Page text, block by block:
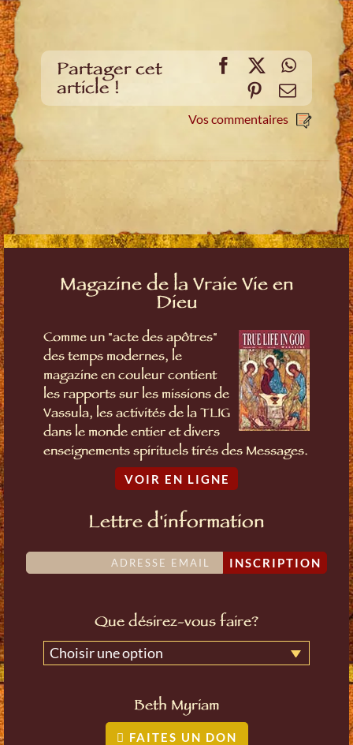
Partager cet
article !
Facebook
X
Pinterest
E-
mail
Vos commentaires
Magazine de la Vraie Vie en
Dieu
Comme un "acte des apôtres"
des temps modernes, le
magazine en couleur contient
les rapports sur les missions de
Vassula, les activités de la TLIG
dans le monde entier et divers
enseignements spirituels tirés des Messages.
VOIR EN LIGNE
Lettre d'information
INSCRIPTION
Que désirez-vous faire?
Choisir une option
Beth Myriam
FAITES UN DON